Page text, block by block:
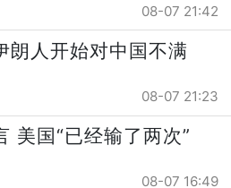
08-07 21:42
朗人开始对中国不满
08-07 21:23
美国“已经输了两次”
08-07 16:49